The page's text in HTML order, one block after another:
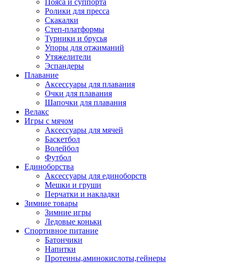
Пояса и суппорта
Ролики для пресса
Скакалки
Степ-платформы
Турники и брусья
Упоры для отжиманий
Утяжелители
Эспандеры
Плавание
Аксессуары для плавания
Очки для плавания
Шапочки для плавания
Велакс
Игры с мячом
Аксессуары для мячей
Баскетбол
Волейбол
Футбол
Единоборства
Аксессуары для единоборств
Мешки и груши
Перчатки и накладки
Зимние товары
Зимние игры
Ледовые коньки
Спортивное питание
Батончики
Напитки
Протеины,аминокислоты,гейнеры